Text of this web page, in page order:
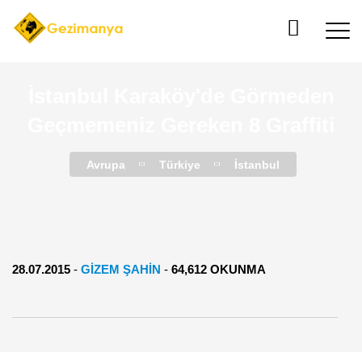
Avrupa Türkiye İstanbul
28.07.2015 - GIZEM ŞAHIN - 64,612 OKUNMA